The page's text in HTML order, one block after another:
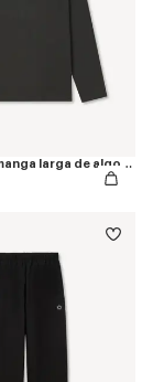
Camiseta de manga larga de algodón 'Boke Flower 2.0'